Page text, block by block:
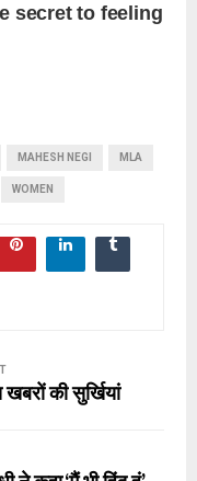
MAHESH NEGI MLA
WOMEN
की सुर्खियां